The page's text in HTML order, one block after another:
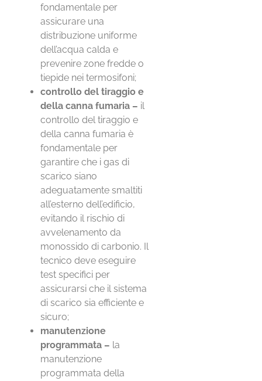
fondamentale per
assicurare una
distribuzione uniforme
dell’acqua calda e
prevenire zone fredde o
tiepide nei termosifoni;
controllo del tiraggio e
della canna fumaria – il
controllo del tiraggio e
della canna fumaria è
fondamentale per
garantire che i gas di
scarico siano
adeguatamente smaltiti
all’esterno dell’edificio,
evitando il rischio di
avvelenamento da
monossido di carbonio. Il
tecnico deve eseguire
test specifici per
assicurarsi che il sistema
di scarico sia efficiente e
sicuro;
manutenzione
programmata – la
manutenzione
programmata della